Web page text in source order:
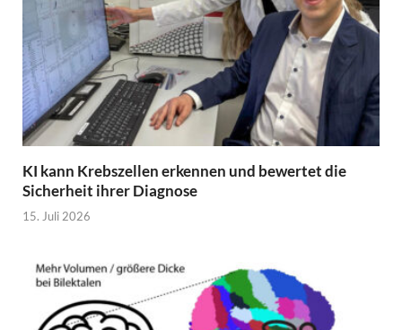
KI kann Krebszellen erkennen und bewertet die
Sicherheit ihrer Diagnose
15. Juli 2026